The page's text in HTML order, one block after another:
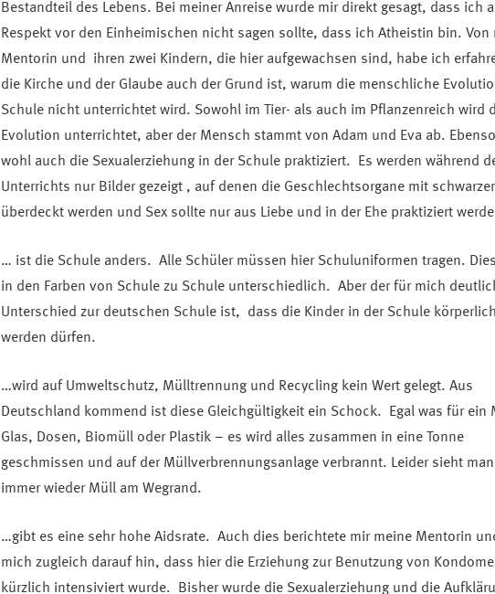
Bestandteil des Lebens. Bei meiner Anreise wurde mir direkt gesagt, dass ich
Respekt vor den Einheimischen nicht sagen sollte, dass ich Atheistin bin. Von
Mentorin und ihren zwei Kindern, die hier aufgewachsen sind, habe ich
die Kirche und der Glaube auch der Grund ist, warum die menschliche
Schule nicht unterrichtet wird. Sowohl im Tier- als auch im Pflanzenreich wird
Evolution unterrichtet, aber der Mensch stammt von Adam und Eva ab.
wohl auch die Sexualerziehung in der Schule praktiziert. Es werden während
Unterrichts nur Bilder gezeigt , auf denen die Geschlechtsorgane mit
überdeckt werden und Sex sollte nur aus Liebe und in der Ehe praktiziert
… ist die Schule anders. Alle Schüler müssen hier Schuluniformen tragen.
in den Farben von Schule zu Schule unterschiedlich. Aber der für mich
Unterschied zur deutschen Schule ist, dass die Kinder in der Schule
werden dürfen.
…wird auf Umweltschutz, Mülltrennung und Recycling kein Wert gelegt. Aus
Deutschland kommend ist diese Gleichgültigkeit ein Schock. Egal was für ein
Glas, Dosen, Biomüll oder Plastik – es wird alles zusammen in eine Tonne
geschmissen und auf der Müllverbrennungsanlage verbrannt. Leider sieht
immer wieder Müll am Wegrand.
…gibt es eine sehr hohe Aidsrate. Auch dies berichtete mir meine Mentorin
mich zugleich darauf hin, dass hier die Erziehung zur Benutzung von
kürzlich intensiviert wurde. Bisher wurde die Sexualerziehung und die